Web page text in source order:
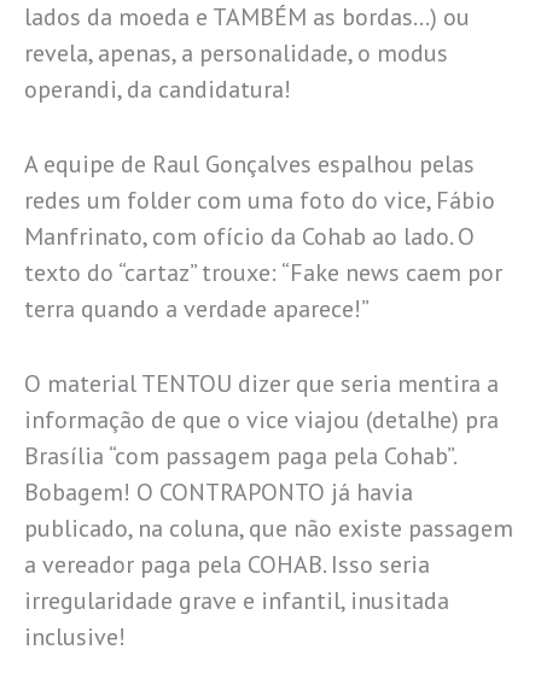
lados da moeda e TAMBÉM as bordas…) ou
revela, apenas, a personalidade, o modus
operandi, da candidatura!
A equipe de Raul Gonçalves espalhou pelas
redes um folder com uma foto do vice, Fábio
Manfrinato, com ofício da Cohab ao lado. O
texto do “cartaz” trouxe: “Fake news caem por
terra quando a verdade aparece!”
O material TENTOU dizer que seria mentira a
informação de que o vice viajou (detalhe) pra
Brasília “com passagem paga pela Cohab”.
Bobagem! O CONTRAPONTO já havia
publicado, na coluna, que não existe passagem
a vereador paga pela COHAB. Isso seria
irregularidade grave e infantil, inusitada
inclusive!